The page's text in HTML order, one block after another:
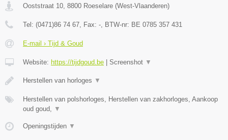
Ooststraat 10 8800 Roeselare (West-Vlaanderen)
Tel: (0471)86 74 67 , Fax: - , BTW-nr: BE 0785 357 431
E-mail › Tijd & Goud
Website: https://tijdgoud.be | Screenshot ▼
Herstellen van horloges ▼
Herstellen van polshorloges, Herstellen van zakhorloges, Aankoop
oud goud,
▼
Openingstijden ▼